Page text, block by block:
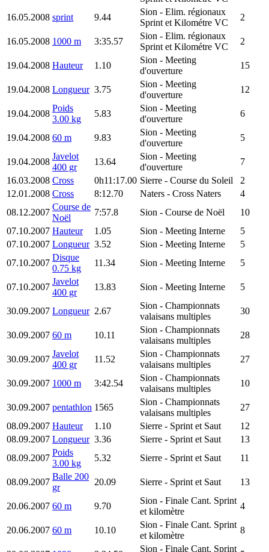
16.05.2008 sprint 9.44
Sion - Elim. régionaux
Sprint et Kilométre VC
2
16.05.2008 1000 m 3:35.57
Sion - Elim. régionaux
Sprint et Kilométre VC
2
19.04.2008 Hauteur 1.10
Sion - Meeting
d'ouverture
15
19.04.2008 Longueur 3.75
Sion - Meeting
d'ouverture
12
19.04.2008
Poids
3.00 kg
5.83
Sion - Meeting
d'ouverture
6
19.04.2008 60 m 9.83
Sion - Meeting
d'ouverture
5
19.04.2008
Javelot
400 gr
13.64
Sion - Meeting
d'ouverture
7
16.03.2008 Cross 0h11:17.00 Sierre - Course du Soleil
2
12.01.2008 Cross 8:12.70 Naters - Cross Naters
4
08.12.2007
Course de
Noël
7:57.8 Sion - Course de Noël
10
07.10.2007 Hauteur 1.05 Sion - Meeting Interne
5
07.10.2007 Longueur 3.52 Sion - Meeting Interne
5
07.10.2007
Disque
0.75 kg
11.34 Sion - Meeting Interne 5
07.10.2007
Javelot
400 gr
13.83 Sion - Meeting Interne 5
30.09.2007 Longueur 2.67
Sion - Championnats
valaisans multiples
30
30.09.2007 60 m 10.11
Sion - Championnats
valaisans multiples
28
30.09.2007
Javelot
400 gr
11.52
Sion - Championnats
valaisans multiples
27
30.09.2007 1000 m 3:42.54
Sion - Championnats
valaisans multiples
10
30.09.2007 pentathlon 1565
Sion - Championnats
valaisans multiples
27
08.09.2007 Hauteur 1.10 Sierre - Sprint et Saut
12
08.09.2007 Longueur 3.36 Sierre - Sprint et Saut
13
08.09.2007
Poids
3.00 kg
5.32 Sierre - Sprint et Saut 11
08.09.2007
Balle 200
gr
20.09 Sierre - Sprint et Saut 13
20.06.2007 60 m 9.70
Sion - Finale Cant. Sprint
et kilomètre
4
20.06.2007 60 m 10.10
Sion - Finale Cant. Sprint
et kilomètre
8
Sion - Finale Cant. Sprint